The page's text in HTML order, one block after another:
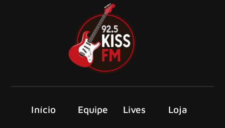
Início Equipe Lives Loja